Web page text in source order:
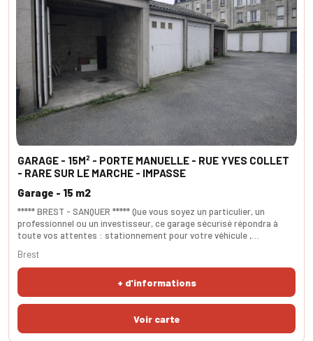
GARAGE - 15M² - PORTE MANUELLE - RUE YVES COLLET
- RARE SUR LE MARCHE - IMPASSE
***** BREST - SANQUER ***** Que vous soyez un particulier, un
professionnel ou un investisseur, ce garage sécurisé répondra à
toute vos attentes : stationnement pour votre véhicule ,
Les usages sont multiples. La porte du garage est
coulissante.L'accès est aisé pour des SUV, berline, citadine.
Garage - 15 m2
+ d'informations
Brest